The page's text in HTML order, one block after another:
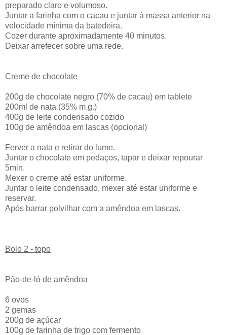
preparado claro e volumoso.
Juntar a farinha com o cacau e juntar à massa anterior na
velocidade mínima da batedeira.
Cozer durante aproximadamente 40 minutos.
Deixar arrefecer sobre uma rede.
Creme de chocolate
200g de chocolate negro (70% de cacau) em tablete
200ml de nata (35% m.g.)
400g de leite condensado cozido
100g de amêndoa em lascas (opcional)
Ferver a nata e retirar do lume.
Juntar o chocolate em pedaços, tapar e deixar repourar
5min.
Mexer o creme até estar uniforme.
Juntar o leite condensado, mexer até estar uniforme e
reservar.
Após barrar polvilhar com a amêndoa em lascas.
Bolo 2 - topo
Pão-de-ló de amêndoa
6 ovos
2 gemas
200g de açúcar
100g de farinha de trigo com fermento